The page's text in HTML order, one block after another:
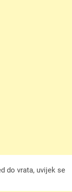
do vrata, uvijek se